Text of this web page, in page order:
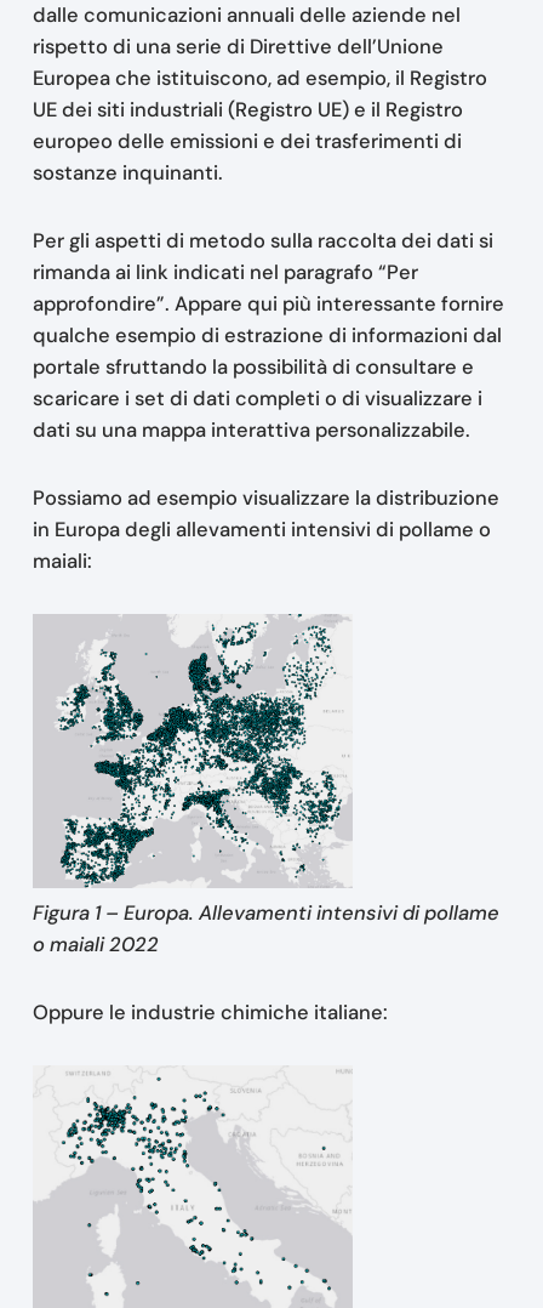
dalle comunicazioni annuali delle aziende nel
rispetto di una serie di Direttive dell’Unione
Europea che istituiscono, ad esempio, il Registro
UE dei siti industriali (Registro UE) e il Registro
europeo delle emissioni e dei trasferimenti di
sostanze inquinanti.
Per gli aspetti di metodo sulla raccolta dei dati si
rimanda ai link indicati nel paragrafo “Per
approfondire”. Appare qui più interessante fornire
qualche esempio di estrazione di informazioni dal
portale sfruttando la possibilità di consultare e
scaricare i set di dati completi o di visualizzare i
dati su una mappa interattiva personalizzabile.
Possiamo ad esempio visualizzare la distribuzione
in Europa degli allevamenti intensivi di pollame o
maiali:
Figura 1 – Europa. Allevamenti intensivi di pollame
o maiali 2022
Oppure le industrie chimiche italiane: